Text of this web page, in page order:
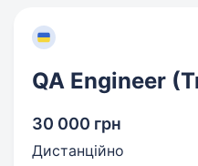
QA Engineer
30 000 грн
Дистанційно